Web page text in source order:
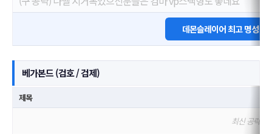
데몬슬레이어 최고 명성 모
베가본드 (검호 / 검제)
제목
최신 공략을